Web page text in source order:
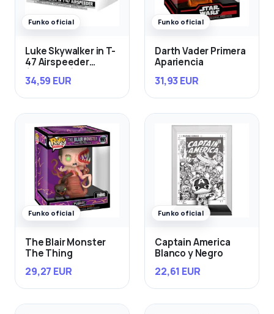
Funko oficial
Luke Skywalker in T-
47 Airspeeder
34,59 EUR
Funko oficial
Darth Vader Primera
Apariencia
31,93 EUR
Funko oficial
The Blair Monster
The Thing
29,27 EUR
Funko oficial
Captain America
Blanco y Negro
22,61 EUR